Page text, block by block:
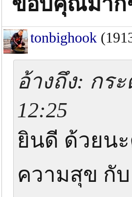
tonbighook
อ้างถึง: กระ
12:25
ยินดี ด้วยน
ความสุข กั